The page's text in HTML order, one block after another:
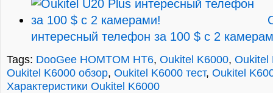
интересный телефон за 100 $ с 2
Tags: DooGee HOMTOM НТ6, Oukitel K6000, Oukitel
Oukitel K6000 обзор, Oukitel K6000 тест, Oukitel
Характеристики Oukitel K6000